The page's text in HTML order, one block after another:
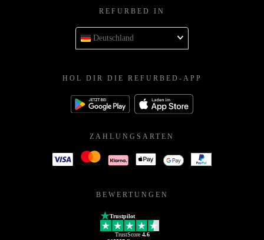
REFURBED IN
Deutschland
HOL DIR DIE REFURBED-APP
ZAHLUNGSARTEN
BEWERTUNGEN
Trustpilot
TrustScore 4.6